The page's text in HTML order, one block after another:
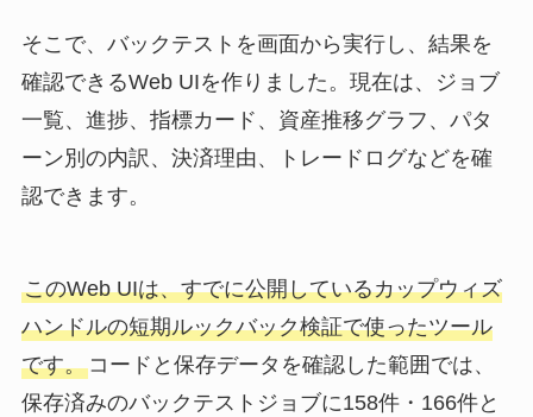
そこで、バックテストを画面から実行し、結果を
確認できるWeb UIを作りました。現在は、ジョブ
一覧、進捗、指標カード、資産推移グラフ、パタ
ーン別の内訳、決済理由、トレードログなどを確
認できます。
このWeb UIは、すでに公開しているカップウィズ
ハンドルの短期ルックバック検証で使ったツール
です。コードと保存データを確認した範囲では、
保存済みのバックテストジョブに158件・166件と